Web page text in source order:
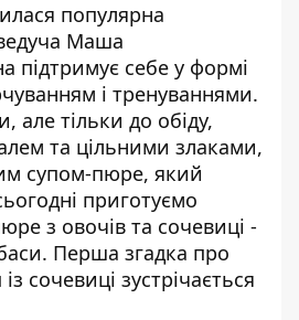
популярна
Маша
підтримує себе у формі
і тренуваннями.
але тільки до обіду,
та цільними злаками,
супом-пюре, який
приготуємо
з овочів та сочевиці -
Перша згадка про
сочевиці зустрічається